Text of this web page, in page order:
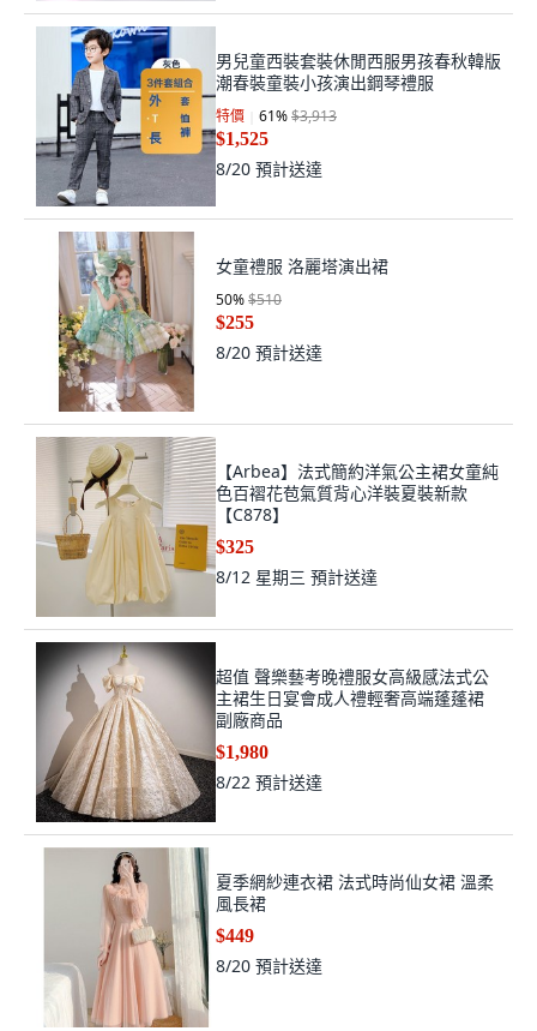
男兒童西裝套裝休閒西服男孩春秋韓版
潮春裝童裝小孩演出鋼琴禮服
特價 61%$3,913
$1,525
8/20 預計送達
女童禮服 洛麗塔演出裙
50%$510
$255
8/20 預計送達
【Arbea】法式簡約洋氣公主裙女童純
色百褶花苞氣質背心洋裝夏裝新款
【C878】
$325
8/12 星期三 預計送達
超值 聲樂藝考晚禮服女高級感法式公
主裙生日宴會成人禮輕奢高端蓬蓬裙
副廠商品
$1,980
8/22 預計送達
夏季網紗連衣裙 法式時尚仙女裙 溫柔
風長裙
$449
8/20 預計送達